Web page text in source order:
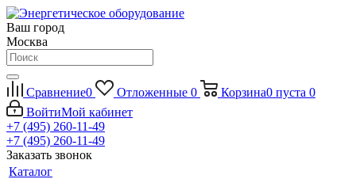
Ваш город
Москва
Сравнение0 Отложенные 0 Корзина0 пуста 0
ВойтиМой кабинет
+7 (495) 260-11-49
+7 (495) 260-11-49
Заказать звонок
Каталог